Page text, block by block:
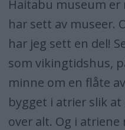
Haitabu museum er
har sett av museer.
har jeg sett en del!
som vikingtidshus,
minne om en flåte
bygget i atrier slik
over alt. Og i